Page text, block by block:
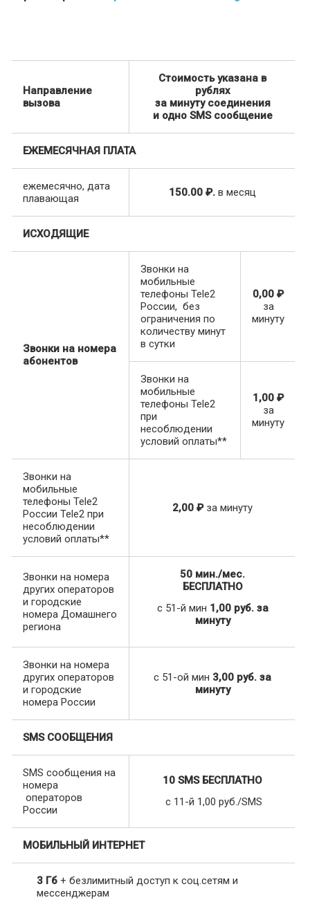
Направление
вызова
Стоимость указана в
рублях
за минуту соединения
и одно SMS сообщение
ЕЖЕМЕСЯЧНАЯ ПЛАТА
ежемесячно, дата
плавающая
150.00 ₽. в месяц
ИСХОДЯЩИЕ
Звонки на номера
абонентов
Звонки на
мобильные
телефоны Tele2
России, без
ограничения по
количеству минут
в сутки
0,00 ₽
за
минуту
Звонки на
мобильные
телефоны Tele2
при
несоблюдении
условий оплаты**
1,00 ₽
за
минуту
Звонки на
мобильные
телефоны Tele2
России Tele2 при
несоблюдении
условий оплаты**
2,00 ₽ за минуту
Звонки на номера
других операторов
и городские
номера Домашнего
региона
50 мин./мес.
БЕСПЛАТНО
с 51-й мин 1,00 руб. за
минуту
Звонки на номера
других операторов
и городские
номера России
с 51-ой мин 3,00 руб. за
минуту
SMS СООБЩЕНИЯ
SMS сообщения на
номера
операторов
России
10 SMS БЕСПЛАТНО
с 11-й 1,00 руб./SMS
МОБИЛЬНЫЙ ИНТЕРНЕТ
3 Гб + безлимитный доступ к соц.сетям и
мессенджерам